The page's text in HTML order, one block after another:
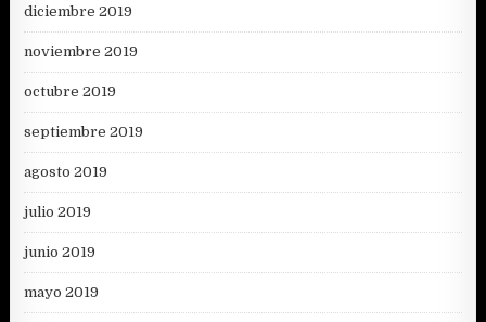
diciembre 2019
noviembre 2019
octubre 2019
septiembre 2019
agosto 2019
julio 2019
junio 2019
mayo 2019